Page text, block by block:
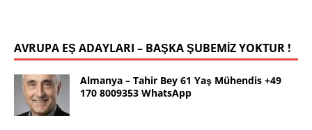
AVRUPA EŞ ADAYLARI – BAŞKA ŞUBEMİZ YOKTUR !
Almanya – Tahir Bey 61 Yaş Mühendis +49
170 8009353 WhatsApp